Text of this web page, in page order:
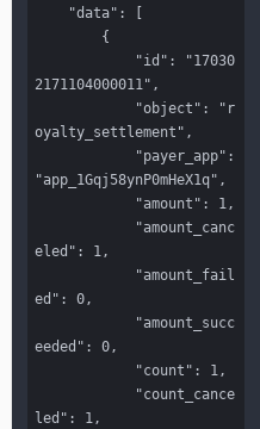
2171104000011",
oyalty_settlement",
"app_1Gqj58ynP0mHeX1q",
eled": 1,
ed": 0,
eeded": 0,
led": 1,